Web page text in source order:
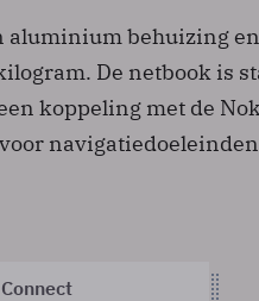
aluminium behuizing
De netbook is
koppeling met de